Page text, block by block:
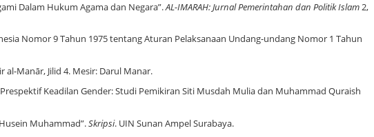
Dalam Hukum Agama dan Negara”.AL-IMARAH: Jurnal Pemerintahan dan Politik Islam2,
Nomor 9 Tahun 1975 tentang Aturan Pelaksanaan Undang-undang Nomor 1 Tahun
al-Manār, Jilid 4. Mesir: Darul Manar.
Prespektif Keadilan Gender: Studi Pemikiran Siti Musdah Mulia dan Muhammad Quraish
Muhammad”.Skripsi. UIN Sunan Ampel Surabaya.